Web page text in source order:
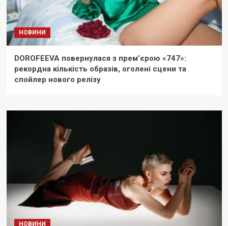
НОВИНИ
DOROFEEVA повернулася з прем’єрою «747»:
рекордна кількість образів, оголені сцени та
спойлер нового релізу
НОВИНИ